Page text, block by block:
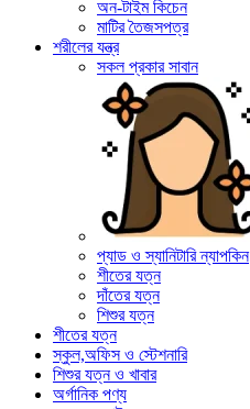
অন-টাইম কিচেন
মাটির তৈজসপত্র
শরীলের যন্ত্র
সকল প্রকার সাবান
প্যাড ও স্যানিটারি ন্যাপকিন
শীতের যত্ন
দাঁতের যত্ন
শিশুর যত্ন
শীতের যত্ন
স্কুল,অফিস ও স্টেশনারি
শিশুর যত্ন ও খাবার
অর্গানিক পণ্য